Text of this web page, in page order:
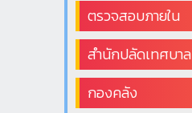
ตรวจสอบภายใน
สำนักปลัดเทศบาล
กองคลัง